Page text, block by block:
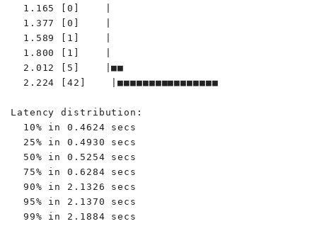
  1.165 [0]    |
  1.377 [0]    |
  1.589 [1]    |
  1.800 [1]    |
  2.012 [5]    |■■
  2.224 [42]    |■■■■■■■■■■■■■■■■
Latency distribution:
  10% in 0.4624 secs
  25% in 0.4930 secs
  50% in 0.5254 secs
  75% in 0.6284 secs
  90% in 2.1326 secs
  95% in 2.1370 secs
  99% in 2.1884 secs